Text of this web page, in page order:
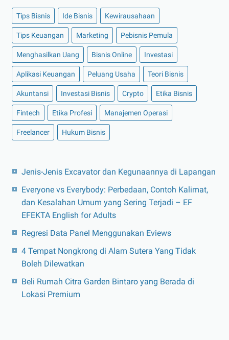
Tips Bisnis Ide Bisnis Kewirausahaan
Tips Keuangan Marketing Pebisnis Pemula
Menghasilkan Uang Bisnis Online Investasi
Aplikasi Keuangan Peluang Usaha Teori Bisnis
Akuntansi Investasi Bisnis Crypto Etika Bisnis
Fintech Etika Profesi Manajemen Operasi
Freelancer Hukum Bisnis
Jenis-Jenis Excavator dan Kegunaannya di Lapangan
Everyone vs Everybody: Perbedaan, Contoh Kalimat,
dan Kesalahan Umum yang Sering Terjadi – EF
EFEKTA English for Adults
Regresi Data Panel Menggunakan Eviews
4 Tempat Nongkrong di Alam Sutera Yang Tidak
Boleh Dilewatkan
Beli Rumah Citra Garden Bintaro yang Berada di
Lokasi Premium